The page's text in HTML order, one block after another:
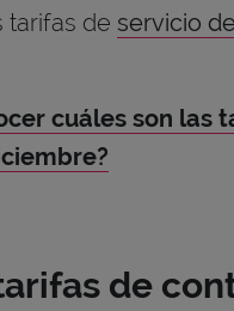
tarifas de servicio
cuáles son las
de